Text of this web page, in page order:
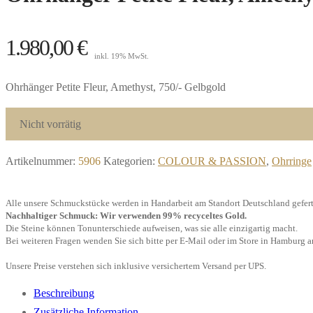
1.980,00€ inkl. 19% MwSt.
Ohrhänger Petite Fleur, Amethyst, 750/- Gelbgold
Nicht vorrätig
Artikelnummer: 5906 Kategorien: COLOUR & PASSION, Ohrringe
Alle unsere Schmuckstücke werden in Handarbeit am Standort Deutschland
Nachhaltiger Schmuck: Wir verwenden 99% recyceltes Gold.
Die Steine können Tonunterschiede aufweisen, was sie alle einzigartig macht.
Bei weiteren Fragen wenden Sie sich bitte per E-Mail oder im Store in Hamburg
Unsere Preise verstehen sich inklusive versichertem Versand per UPS.
Beschreibung